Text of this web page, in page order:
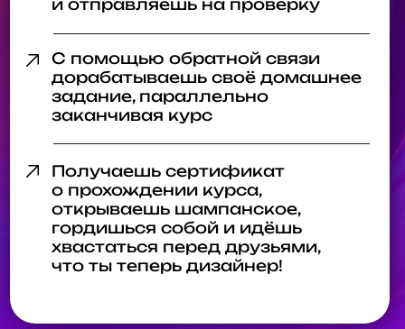
в ведущих рекламных
агентствах
(ICON, EFM Solutions, McCann Erickson,
Momentum Worldwide и др.)
РАБОТАЕТ
С КРУПНЕЙШИМИ
МЕЖДУНАРОДНЫМИ
КОМПАНИЯМИ: